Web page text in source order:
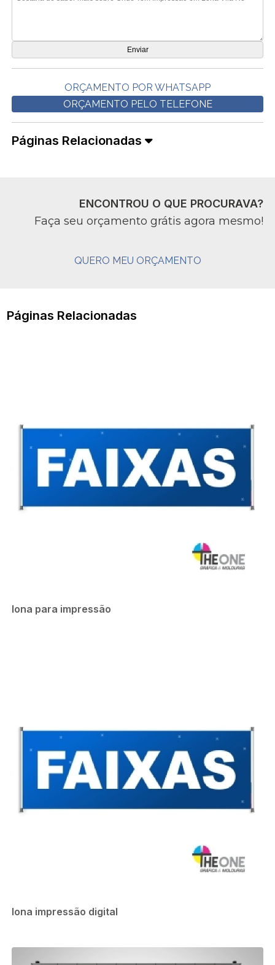
ORÇAMENTO POR WHATSAPP
ORÇAMENTO PELO TELEFONE
Páginas Relacionadas
ENCONTROU O QUE PROCURAVA?
Faça seu orçamento grátis agora mesmo!
QUERO MEU ORÇAMENTO
Páginas Relacionadas
lona para impressão
lona impressão digital